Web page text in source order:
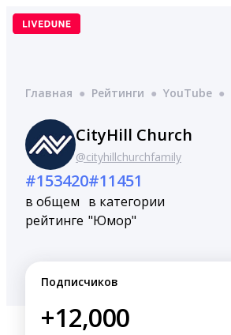
Перейти
Главная ● Рейтинги ● YouTube ●
CityHill Church
@cityhillchurchfamily
#153420
в общем
рейтинге
#11451
в категории
"Юмор"
Подписчиков
+12,000